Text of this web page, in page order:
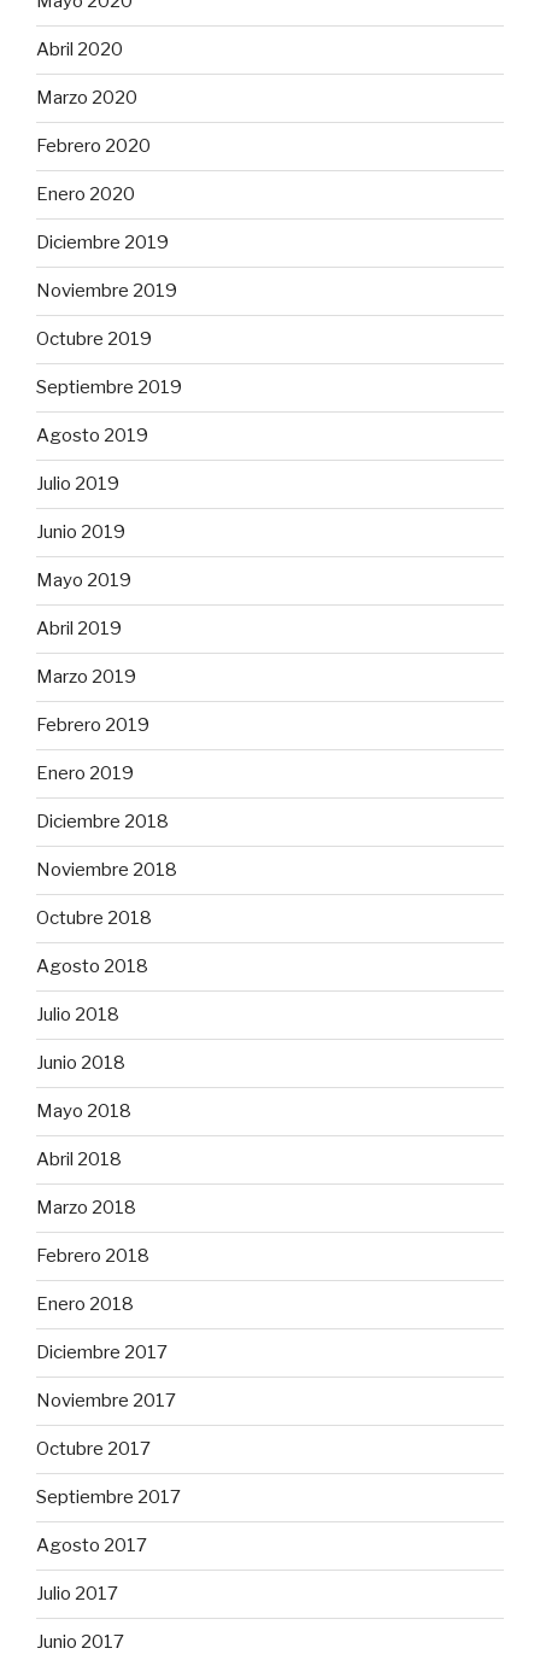
Abril 2020
Marzo 2020
Febrero 2020
Enero 2020
Diciembre 2019
Noviembre 2019
Octubre 2019
Septiembre 2019
Agosto 2019
Julio 2019
Junio 2019
Mayo 2019
Abril 2019
Marzo 2019
Febrero 2019
Enero 2019
Diciembre 2018
Noviembre 2018
Octubre 2018
Agosto 2018
Julio 2018
Junio 2018
Mayo 2018
Abril 2018
Marzo 2018
Febrero 2018
Enero 2018
Diciembre 2017
Noviembre 2017
Octubre 2017
Septiembre 2017
Agosto 2017
Julio 2017
Junio 2017